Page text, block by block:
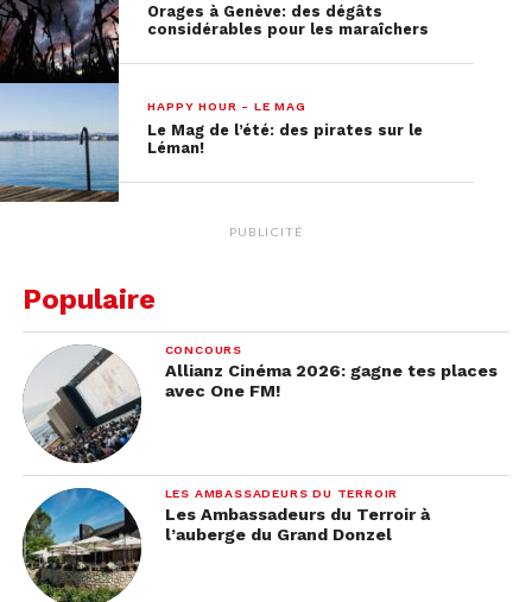
Orages à Genève: des dégâts
considérables pour les maraîchers
HAPPY HOUR - LE MAG
Le Mag de l’été: des pirates sur le
Léman!
PUBLICITÉ
Populaire
CONCOURS
Allianz Cinéma 2026: gagne tes places
avec One FM!
LES AMBASSADEURS DU TERROIR
Les Ambassadeurs du Terroir à
l’auberge du Grand Donzel